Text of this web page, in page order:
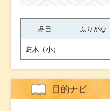
品目 ふりがな
庭木（小）
目的ナビ